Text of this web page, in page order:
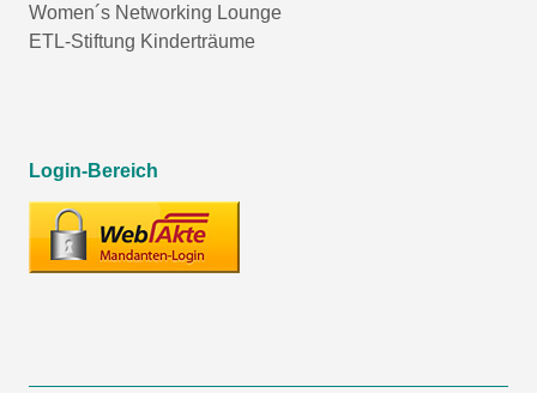
Women´s Networking Lounge
ETL-Stiftung Kinderträume
Login-Bereich